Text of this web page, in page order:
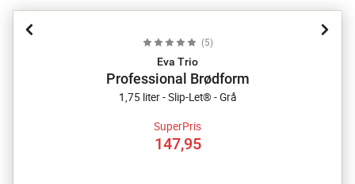
(5)
Eva Trio
Professional Brødform
1,75 liter - Slip-Let® - Grå
SuperPris
147,95